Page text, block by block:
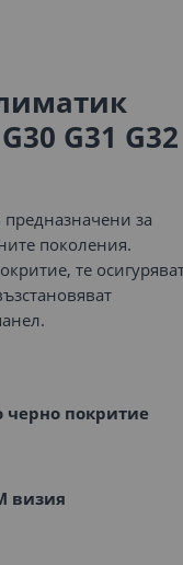
G31 G32
за
поколения.
те
черно покритие
визия